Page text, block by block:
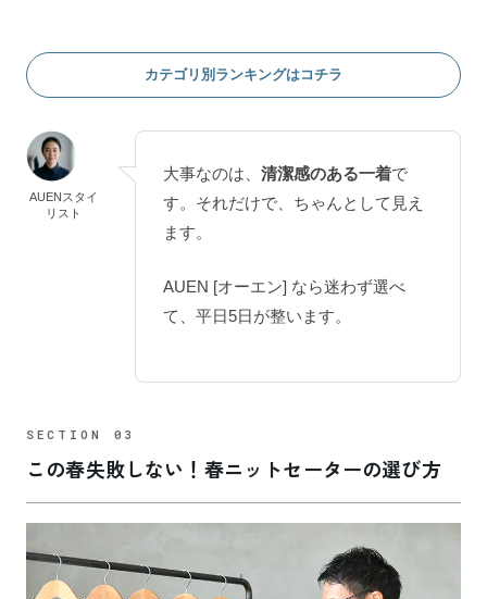
カテゴリ別ランキングはコチラ
AUENスタイ
リスト
大事なのは、清潔感のある一着で
す。それだけで、ちゃんとして見え
ます。
AUEN [オーエン] なら迷わず選べ
て、平日5日が整います。
この春失敗しない！春ニットセーターの選び方